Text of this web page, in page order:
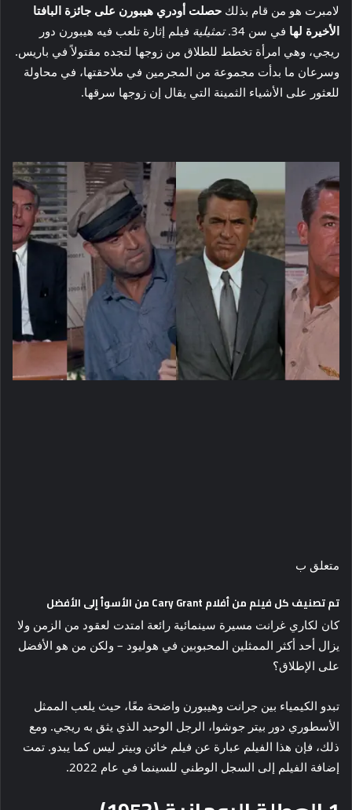
لامبرت هو من قام بذلك حصلت أودري هيبورن على جائزة البافتا
الأخيرة لها في سن 34. تمثيلية فيلم إثارة تلعب فيه هيبورن دور
ريجي، وهي امرأة تخطط للطلاق من زوجها لتجده مقتولاً في باريس.
وسرعان ما بدأت مجموعة من المجرمين في ملاحقتها، في محاولة
للعثور على الأشياء الثمينة التي يقال إن زوجها سرقها.
متعلق ب
تم تصنيف كل فيلم من أفلام Cary Grant من الأسوأ إلى الأفضل
كان لكاري غرانت مسيرة سينمائية رائعة امتدت لعقود من الزمن ولا
يزال أحد أكثر الممثلين المحبوبين في هوليود – ولكن من هو الأفضل
على الإطلاق؟
تبدو الكيمياء بين جرانت وهيبورن واضحة معًا، حيث يلعب الممثل
الأسطوري دور بيتر جوشوا، الرجل الوحيد الذي يثق به ريجي. ومع
ذلك، فإن هذا الفيلم عبارة عن فيلم خائن وبيتر ليس كما يبدو. تمت
إضافة الفيلم إلى السجل الوطني للسينما في عام 2022.